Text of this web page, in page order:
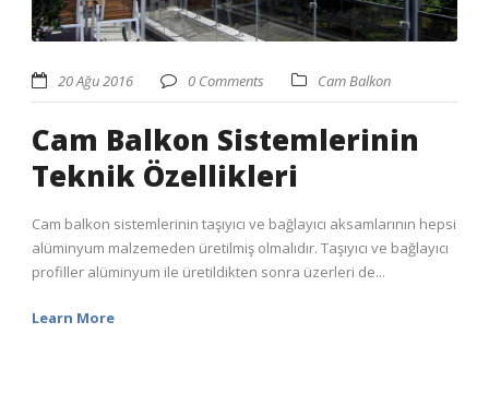
20 Ağu 2016 0 Comments Cam Balkon
Cam Balkon Sistemlerinin
Teknik Özellikleri
Cam balkon sistemlerinin taşıyıcı ve bağlayıcı aksamlarının hepsi
alüminyum malzemeden üretilmiş olmalıdır. Taşıyıcı ve bağlayıcı
profiller alüminyum ile üretildikten sonra üzerleri de...
Learn More